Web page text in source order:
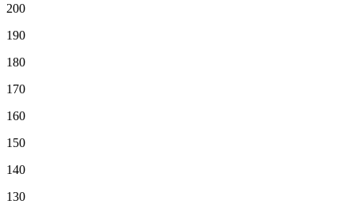
200
190
180
170
160
150
140
130